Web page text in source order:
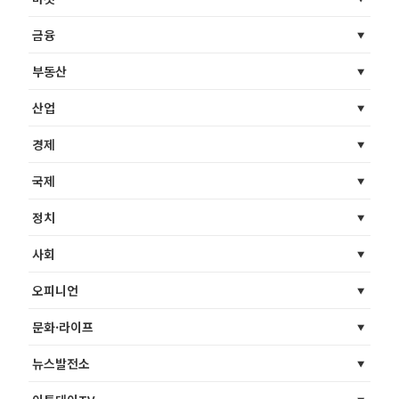
금융
부동산
산업
경제
국제
정치
사회
오피니언
문화·라이프
뉴스발전소